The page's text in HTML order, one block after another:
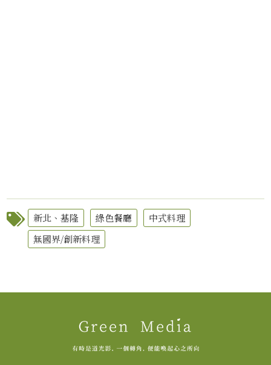
新北、基隆 綠色餐廳
中式料理
無國界/創新料理